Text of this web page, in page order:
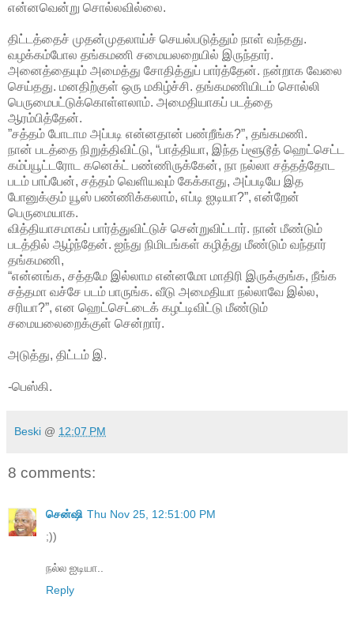
என்னவென்று சொல்லவில்லை.
திட்டத்தைச் முதன்முதலாய்ச் செயல்படுத்தும் நாள் வந்தது.
வழக்கம்போல தங்கமணி சமையலறையில் இருந்தார்.
அனைத்தையும் அமைத்து சோதித்துப் பார்த்தேன். நன்றாக வேலை
செய்தது. மனதிற்குள் ஒரு மகிழ்ச்சி. தங்கமணியிடம் சொல்லி
பெருமைபட்டுக்கொள்ளலாம். அமைதியாகப் படத்தை
ஆரம்பித்தேன்.
”சத்தம் போடாம அப்படி என்னதான் பண்றீங்க?”, தங்கமணி.
நான் படத்தை நிறுத்திவிட்டு, “பாத்தியா, இந்த ப்ளூடூத் ஹெட்செட்ட
கம்ப்யூட்டரோட கனெக்ட் பண்ணிருக்கேன், நா நல்லா சத்தத்தோட
படம் பாப்பேன், சத்தம் வெளியவும் கேக்காது, அப்படியே இத
போனுக்கும் யூஸ் பண்ணிக்கலாம், எப்டி ஐடியா?”, என்றேன்
பெருமையாக.
வித்தியாசமாகப் பார்த்துவிட்டுச் சென்றுவிட்டார். நான் மீண்டும்
படத்தில் ஆழ்ந்தேன். ஐந்து நிமிடங்கள் கழித்து மீண்டும் வந்தார்
தங்கமணி,
“என்னங்க, சத்தமே இல்லாம என்னமோ மாதிரி இருக்குங்க, நீங்க
சத்தமா வச்சே படம் பாருங்க. வீடு அமைதியா நல்லாவே இல்ல,
சரியா?”, என ஹெட்செட்டைக் கழட்டிவிட்டு மீண்டும்
சமையலைறைக்குள் சென்றார்.
அடுத்து, திட்டம் இ.
-பெஸ்கி.
Beski @ 12:07 PM
8 comments:
சென்ஷி Thu Nov 25, 12:51:00 PM
;))
நல்ல ஐடியா..
Reply